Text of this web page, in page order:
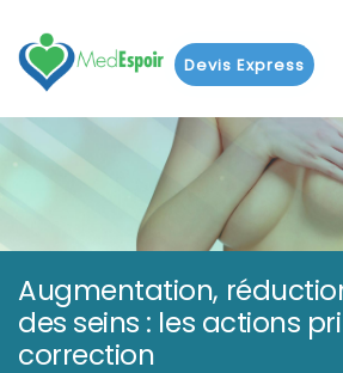
Devis Express
Augmentation,
des seins : les actions
correction